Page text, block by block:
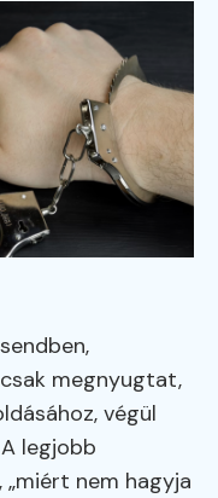
megnyugtat,
végül
legjobb
nem hagyja